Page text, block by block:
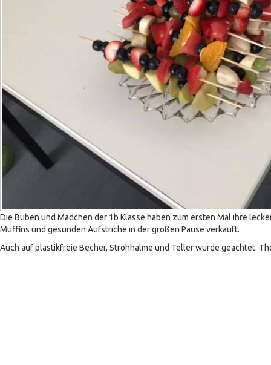
Die Buben und Mädchen der 1b Klasse haben zum ersten Mal ihre
Muffins und gesunden Aufstriche in der großen Pause verkauft.
Auch auf plastikfreie Becher, Strohhalme und Teller wurde geachtet.